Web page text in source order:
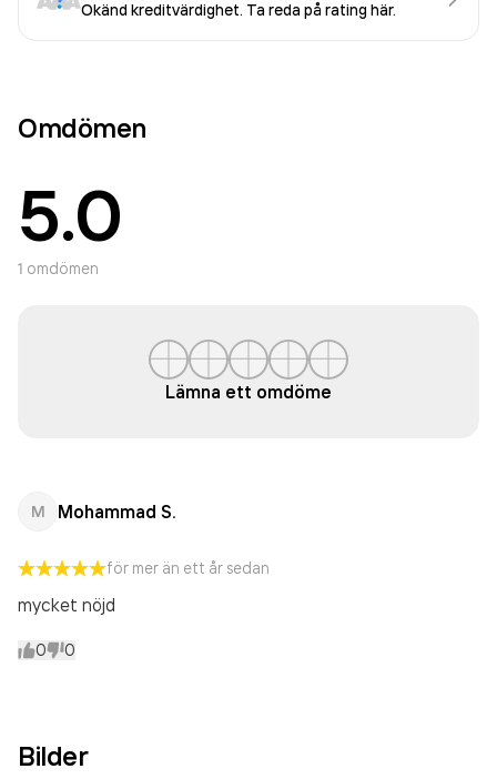
Okänd kreditvärdighet. Ta reda på rating här.
Omdömen
5.0
1 omdömen
Lämna ett omdöme
M Mohammad S.
för mer än ett år sedan
mycket nöjd
0 0
Bilder